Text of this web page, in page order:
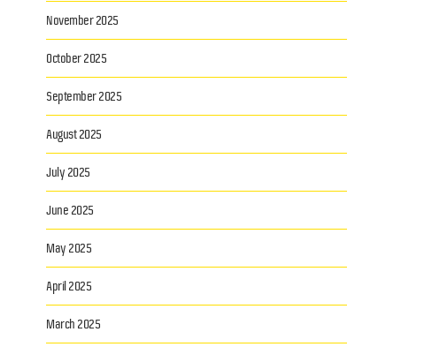
November 2025
October 2025
September 2025
August 2025
July 2025
June 2025
May 2025
April 2025
March 2025